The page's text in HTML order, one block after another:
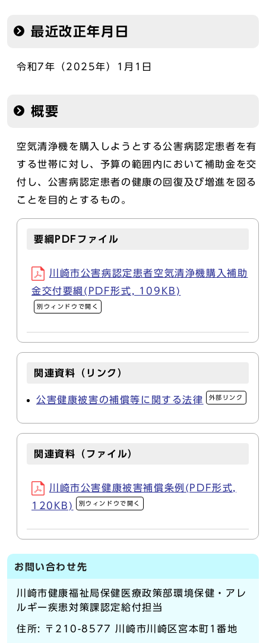
最近改正年月日
令和7年（2025年）1月1日
概要
空気清浄機を購入しようとする公害病認定患者を有
する世帯に対し、予算の範囲内において補助金を交
付し、公害病認定患者の健康の回復及び増進を図る
ことを目的とするもの。
要綱PDFファイル
川崎市公害病認定患者空気清浄機購入補助
金交付要綱(PDF形式, 109KB)
別ウィンドウで開く
関連資料（リンク）
公害健康被害の補償等に関する法律 外部リンク
関連資料（ファイル）
川崎市公害健康被害補償条例(PDF形式,
120KB)
別ウィンドウで開く
お問い合わせ先
川崎市健康福祉局保健医療政策部環境保健・アレ
ルギー疾患対策課認定給付担当
住所: 〒210-8577 川崎市川崎区宮本町1番地